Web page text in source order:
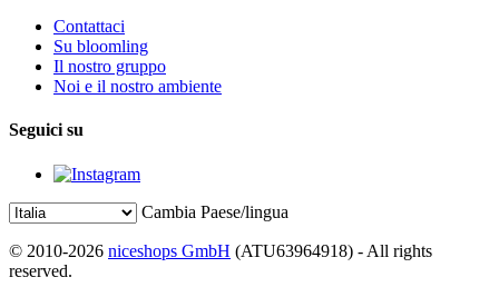
Contattaci
Su bloomling
Il nostro gruppo
Noi e il nostro ambiente
Seguici su
Cambia Paese/lingua
© 2010-2026 niceshops GmbH (ATU63964918) - All rights
reserved.